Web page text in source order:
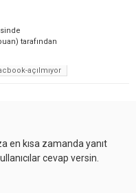
tarafından
açılmıyor
en kısa zamanda yanıt
cevap versin.